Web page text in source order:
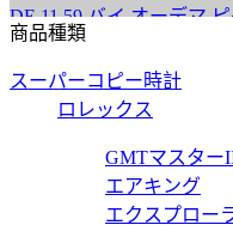
バイ オーデマ ピゲ
商品種類
スーパーコピー時計
ロレックス
GMTマスター
エアキング
エクスプロー